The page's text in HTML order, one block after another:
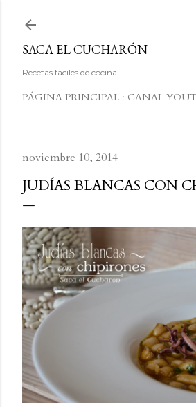
SACA EL CUCHARÓN
Recetas fáciles de cocina
PÁGINA PRINCIPAL CANAL
noviembre 10, 2014
JUDÍAS BLANCAS CON